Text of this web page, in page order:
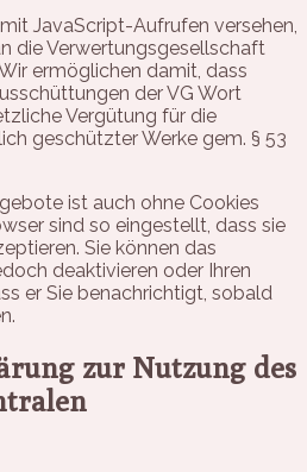
JavaScript-Aufrufen versehen,
die Verwertungsgesellschaft
ermöglichen damit, dass
der VG Wort
Vergütung für die
geschützter Werke gem. § 53
ist auch ohne Cookies
sind so eingestellt, dass sie
Sie können das
deaktivieren oder Ihren
er Sie benachrichtigt, sobald
zur Nutzung des